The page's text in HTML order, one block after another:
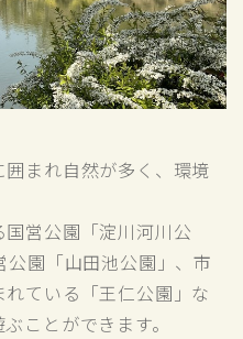
まれ自然が多く、環境
営公園「淀川河川公
園「山田池公園」、市
ている「王仁公園」な
ことができます。